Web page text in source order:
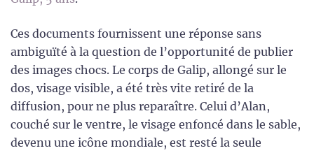
Ces documents fournissent une réponse sans
ambiguïté à la question de l’opportunité de publier
des images chocs. Le corps de Galip, allongé sur le
dos, visage visible, a été très vite retiré de la
diffusion, pour ne plus reparaître. Celui d’Alan,
couché sur le ventre, le visage enfoncé dans le sable,
devenu une icône mondiale, est resté la seule